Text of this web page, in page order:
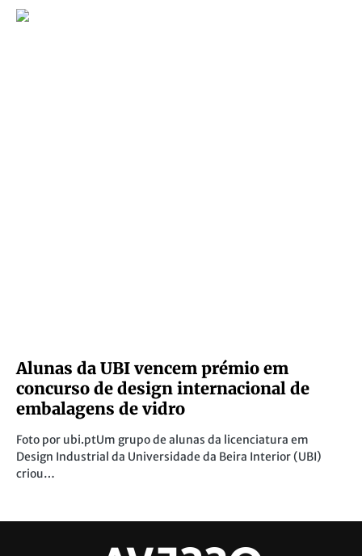
Alunas da UBI vencem prémio em
concurso de design internacional de
embalagens de vidro
Foto por ubi.ptUm grupo de alunas da licenciatura em
Design Industrial da Universidade da Beira Interior (UBI)
criou…